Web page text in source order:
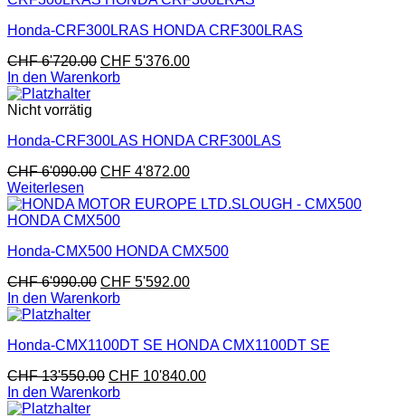
Honda-CRF300LRAS HONDA CRF300LRAS
CHF6'720.00 CHF 5'376.00
In den Warenkorb
Nicht vorrätig
Honda-CRF300LAS HONDA CRF300LAS
CHF6'090.00 CHF 4'872.00
Weiterlesen
Honda-CMX500 HONDA CMX500
CHF6'990.00 CHF 5'592.00
In den Warenkorb
Honda-CMX1100DT SE HONDA CMX1100DT SE
CHF13'550.00 CHF 10'840.00
In den Warenkorb